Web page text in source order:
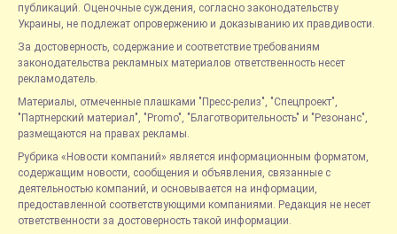
публикаций. Оценочные суждения, согласно законодательству
Украины, не подлежат опровержению и доказыванию их правдивости.
За достоверность, содержание и соответствие требованиям
законодательства рекламных материалов ответственность несет
рекламодатель.
Материалы, отмеченные плашками "Пресс-релиз", "Спецпроект",
"Партнерский материал", "Promo", "Благотворительность" и "Резонанс",
размещаются на правах рекламы.
Рубрика «Новости компаний» является информационным форматом,
содержащим новости, сообщения и объявления, связанные с
деятельностью компаний, и основывается на информации,
предоставленной соответствующими компаниями. Редакция не несет
ответственности за достоверность такой информации.